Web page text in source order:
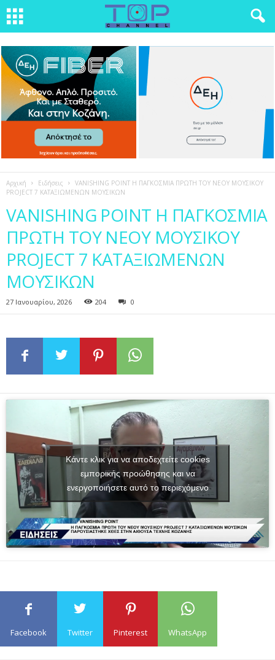
Αρχική Ειδήσεις
VANISHING POINT Η ΠΑΓΚΟΣΜΙΑ ΠΡΩΤΗ ΤΟΥ ΝΕΟΥ ΜΟΥΣΙΚΟΥ
PROJECT 7 ΚΑΤΑΞΙΩΜΕΝΩΝ ΜΟΥΣΙΚΩΝ
VANISHING POINT Η ΠΑΓΚΟΣΜΙΑ
ΠΡΩΤΗ ΤΟΥ ΝΕΟΥ ΜΟΥΣΙΚΟΥ
PROJECT 7 ΚΑΤΑΞΙΩΜΕΝΩΝ
ΜΟΥΣΙΚΩΝ
27 Ιανουαρίου, 2026 204 0
Κάντε κλικ για να αποδεχτείτε cookies
εμπορικής προώθησης και να
ενεργοποιήσετε αυτό το περιεχόμενο
Facebook Twitter Pinterest WhatsApp